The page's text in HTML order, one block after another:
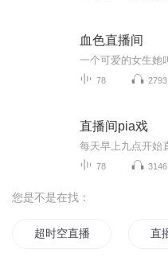
血色直播间
78 2793
直播间pia戏
78 3146
您是不是在找：
超时空直播间 直